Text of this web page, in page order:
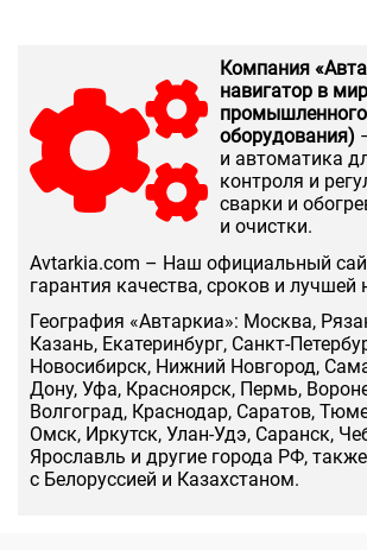
Компания
навигатор в
промышленного
оборудования)
и автоматика
контроля и
сварки и
и очистки.
Аvtarkia.com – Наш официальный
гарантия качества, сроков и лучшей
География «Автаркиа»: Москва,
Казань, Екатеринбург, Санкт-
Новосибирск, Нижний Новгород,
Дону, Уфа, Красноярск, Пермь,
Волгоград, Краснодар, Саратов,
Омск, Иркутск, Улан-Удэ, Саранск,
Ярославль и другие города РФ,
с Белоруссией и Казахстаном.